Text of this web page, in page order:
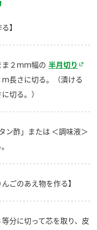
】
２ｍｍ幅の 半月切り
長さに切る。（漬ける
切る。）
ン酢」または ＜調味液＞
ごのあえ物を作る】
分に切って芯を取り、皮